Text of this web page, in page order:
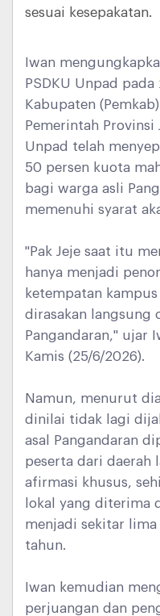
sesuai kesepakatan.
Iwan
PSDKU Unpad
Kabupaten
Pemerintah Provinsi
Unpad telah
50 persen kuota
bagi warga asli
memenuhi syarat
"Pak Jeje saat itu
hanya menjadi
ketempatan
dirasakan langsung
Pangandaran," ujar
Kamis (25/6/2026).
Namun, menurut
dinilai tidak lagi
asal Pangandaran
peserta dari daerah
afirmasi khusus,
lokal yang diterima
menjadi sekitar
tahun.
Iwan kemudian
perjuangan dan